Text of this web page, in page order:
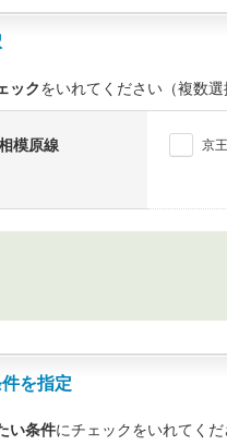
ックをいれてください（複数選
模原線 京
を指定
い条件にチェックをいれてく